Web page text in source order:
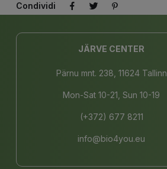
Condividi
JÄRVE CENTER
Pärnu mnt. 238, 11624 Tallinn
Mon-Sat 10-21, Sun 10-19
(+372) 677 8211
info@bio4you.eu